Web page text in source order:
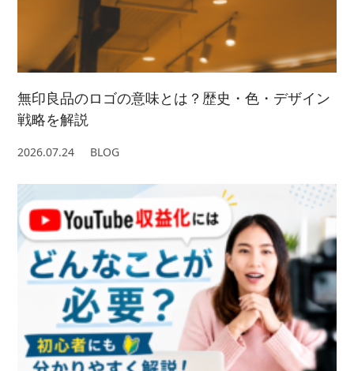
無印良品のロゴの意味とは？歴史・色・デザイン
戦略を解説
2026.07.24 BLOG